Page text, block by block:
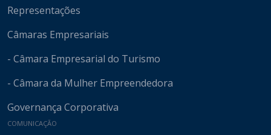
Representações
Câmaras Empresariais
- Câmara Empresarial do Turismo
- Câmara da Mulher Empreendedora
Governança Corporativa
COMUNICAÇÃO